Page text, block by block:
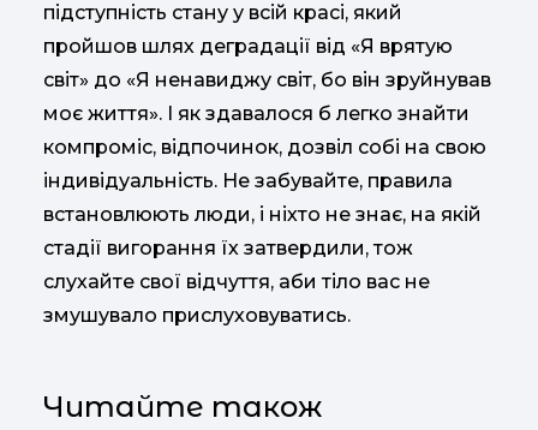
підступність стану у всій красі, який
пройшов шлях деградації від «Я врятую
світ» до «Я ненавиджу світ, бо він зруйнував
моє життя». І як здавалося б легко знайти
компроміс, відпочинок, дозвіл собі на свою
індивідуальність. Не забувайте, правила
встановлюють люди, і ніхто не знає, на якій
стадії вигорання їх затвердили, тож
слухайте свої відчуття, аби тіло вас не
змушувало прислуховуватись.
Читайте також